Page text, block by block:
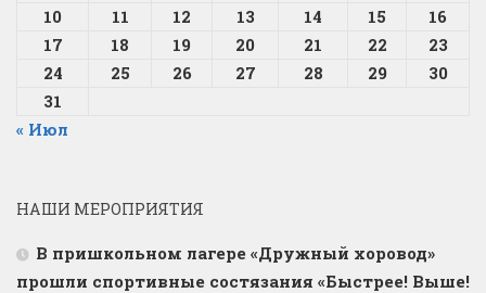
10
11 12 13 14 15
16
17
18 19 20 21 22
23
24
25 26 27 28 29
30
31
« Июл
НАШИ МЕРОПРИЯТИЯ
В пришкольном лагере «Дружный хоровод»
прошли спортивные состязания «Быстрее! Выше!